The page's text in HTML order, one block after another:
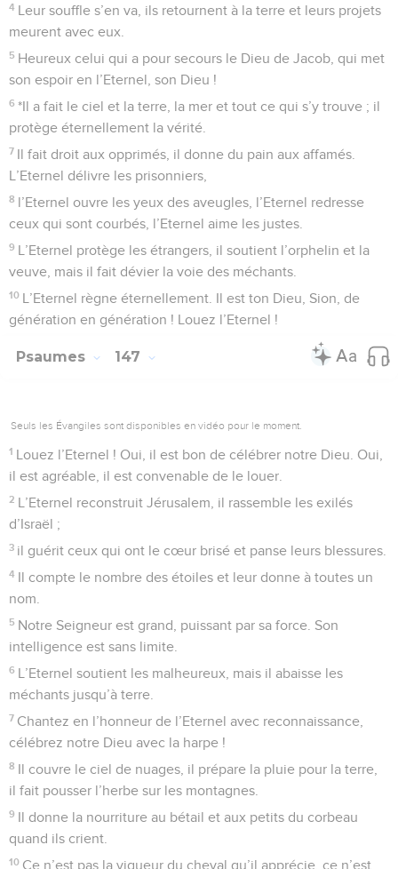
4 Leur souffle s’en va, ils retournent à la terre et leurs projets
meurent avec eux.
5 Heureux celui qui a pour secours le Dieu de Jacob, qui met
son espoir en l’Eternel, son Dieu !
6 *Il a fait le ciel et la terre, la mer et tout ce qui s’y trouve ; il
protège éternellement la vérité.
7 Il fait droit aux opprimés, il donne du pain aux affamés.
L’Eternel délivre les prisonniers,
8 l’Eternel ouvre les yeux des aveugles, l’Eternel redresse
ceux qui sont courbés, l’Eternel aime les justes.
9 L’Eternel protège les étrangers, il soutient l’orphelin et la
veuve, mais il fait dévier la voie des méchants.
10 L’Eternel règne éternellement. Il est ton Dieu, Sion, de
génération en génération ! Louez l’Eternel !
Psaumes 147
Seuls les Évangiles sont disponibles en vidéo pour le moment.
1 Louez l’Eternel ! Oui, il est bon de célébrer notre Dieu. Oui,
il est agréable, il est convenable de le louer.
2 L’Eternel reconstruit Jérusalem, il rassemble les exilés
d’Israël ;
3 il guérit ceux qui ont le cœur brisé et panse leurs blessures.
4 Il compte le nombre des étoiles et leur donne à toutes un
nom.
5 Notre Seigneur est grand, puissant par sa force. Son
intelligence est sans limite.
6 L’Eternel soutient les malheureux, mais il abaisse les
méchants jusqu’à terre.
7 Chantez en l’honneur de l’Eternel avec reconnaissance,
célébrez notre Dieu avec la harpe !
8 Il couvre le ciel de nuages, il prépare la pluie pour la terre,
il fait pousser l’herbe sur les montagnes.
9 Il donne la nourriture au bétail et aux petits du corbeau
quand ils crient.
10 Ce n’est pas la vigueur du cheval qu’il apprécie, ce n’est